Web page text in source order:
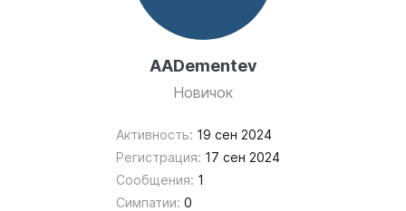
AADementev
Новичок
Активность: 19 сен 2024
Регистрация: 17 сен 2024
Сообщения: 1
Симпатии: 0